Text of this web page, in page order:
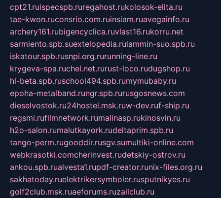
cpt21.ruispecspb.ruregahost.rukolosok-elita.ru
tae-kwon.ruconsrio.com.ruinsiam.ruavegainfo.ru
archery161.rubigencyclica.ruvlast16.rukorru.net
sarmiento.spb.suextelopedia.rulammin-suo.spb.ru
iskatour.spb.rusnpi.org.rurunning-line.ru
krygeva-spa.ruchel.net.rurust-loco.rudugshop.ru
hl-beta.spb.ruschool494.spb.rumymubaby.ru
epoha-metalband.rungr.spb.rurusgosnews.com
dieselvostok.ru24hostel.msk.ruw-dev.ruf-ship.ru
regsmi.rufilmnetwork.rumalinasp.rukinosvin.ru
h2o-salon.rumalutkayork.rudeltaprim.spb.ru
tango-perm.rugooddir.rusgv.sumultiki-online.com
webkrasotki.comcherinvest.rudetskiy-ostrov.ru
ankou.spb.rualvesta1.rupdf-creator.runix-files.org.ru
sakhatoday.ruelektrikersymboler.rusputnikyes.ru
golf2club.msk.ruaeforums.ruzallclub.ru